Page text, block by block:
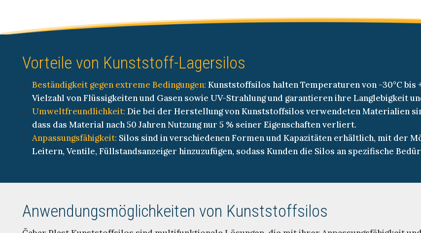
Vorteile von Kunststoff-Lagersilos
Beständigkeit gegen extreme Bedingungen: Kunststoffsilos halten Temperaturen von -30°C bis
Vielzahl von Flüssigkeiten und Gasen sowie UV-Strahlung und garantieren ihre Langlebigkeit
Umweltfreundlichkeit: Die bei der Herstellung von Kunststoffsilos verwendeten Materialien
dass das Material nach 50 Jahren Nutzung nur 5 % seiner Eigenschaften verliert.
Anpassungsfähigkeit: Silos sind in verschiedenen Formen und Kapazitäten erhältlich, mit der
Leitern, Ventile, Füllstandsanzeiger hinzuzufügen, sodass Kunden die Silos an spezifische
Anwendungsmöglichkeiten von Kunststoffsilos